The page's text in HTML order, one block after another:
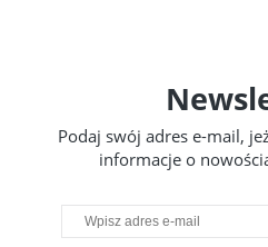
Podaj swój adres e-mail,
informacje o